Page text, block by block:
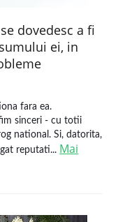
dovedesc a fi
ei, in
fara ea.
sinceri - cu totii
national. Si, datorita,
reputati... Mai